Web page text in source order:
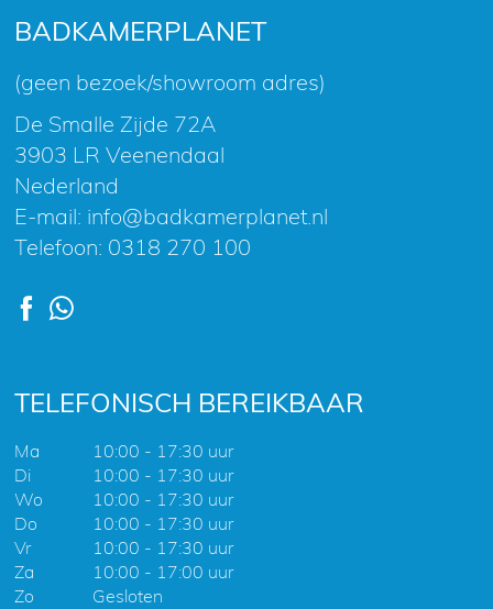
BADKAMERPLANET
(geen bezoek/showroom adres)
De Smalle Zijde 72A
3903 LR Veenendaal
Nederland
E-mail: info@badkamerplanet.nl
Telefoon: 0318 270 100
TELEFONISCH BEREIKBAAR
Ma
10:00 - 17:30 uur
Di
10:00 - 17:30 uur
Wo
10:00 - 17:30 uur
Do
10:00 - 17:30 uur
Vr
10:00 - 17:30 uur
Za
10:00 - 17:00 uur
Zo
Gesloten
nieuwsbrief